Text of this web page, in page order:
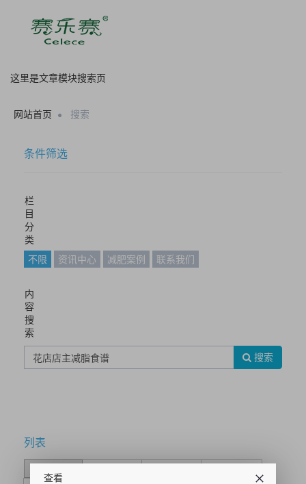
这里是文章模块搜索页
网站首页 搜索
条件筛选
栏
目
分
类
不限
资讯中心 减肥案例 联系我们
内
容
搜
索
搜索
列表
查看